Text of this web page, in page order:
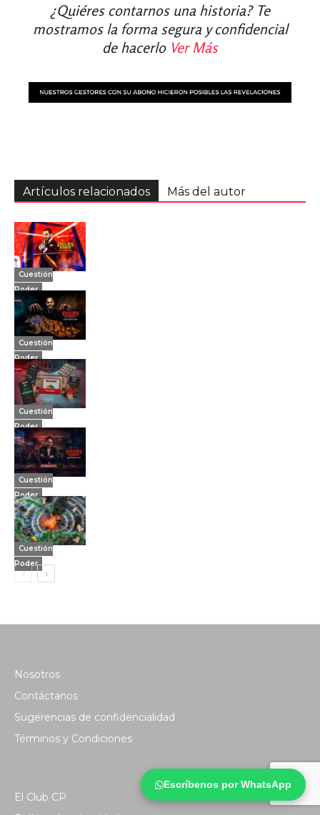
Escríbenos por WhatsApp
¿Quiéres contarnos una historia? Te
mostramos la forma segura y confidencial
de hacerlo Ver Más
Artículos relacionados Más del autor
Cuestión
Poder
Cuestión
Poder
Cuestión
Poder
Cuestión
Poder
Cuestión
Poder
Nosotros
Contáctanos
Sugerencias de confidencialidad
Términos y Condiciones
El Club CP